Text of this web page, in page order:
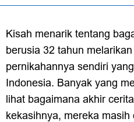
Kisah menarik tentang
berusia 32 tahun
pernikahannya sendiri
Indonesia. Banyak yang
lihat bagaimana akhir
kekasihnya, mereka